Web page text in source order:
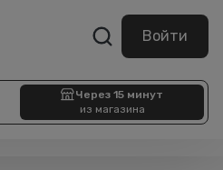
Войти
Через 15 минут
из магазина